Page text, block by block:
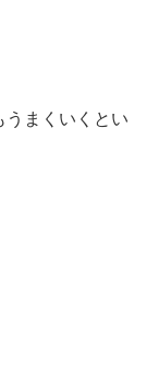
まくいくとい